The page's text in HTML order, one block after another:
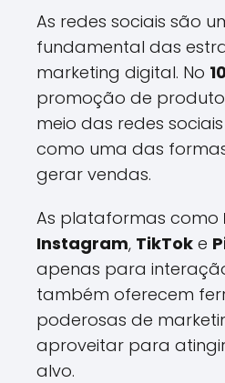
As redes sociais são
fundamental das
marketing digital. No
promoção de
meio das redes
como uma das
gerar vendas.
As plataformas como
Instagram, TikTok e
apenas para
também oferecem
poderosas de
aproveitar para
alvo.